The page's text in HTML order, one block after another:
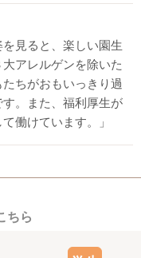
を見ると、楽しい園生
アレルゲンを除いた
ちがおもいっきり過
。また、福利厚生が
働けています。」
ちら